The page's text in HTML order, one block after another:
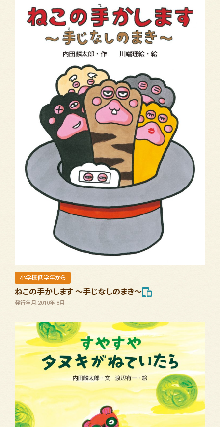
小学校低学年から
ねこの手かします ～手じなしのまき～
発行年月:2010年 8月